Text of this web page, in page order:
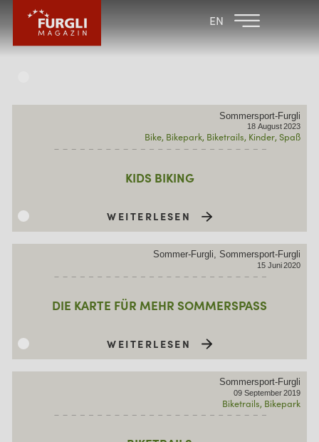
EN
FAMILIENHOTEL
FURGLER
KINDER
Sommersport-Furgli
18 August 2023
Bike Bikepark Biketrails Kinder Spaß
KIDS BIKING
WEITERLESEN
Sommer-Furgli, Sommersport-Furgli
15 Juni 2020
DIE KARTE FÜR MEHR SOMMERSPASS
WEITERLESEN
Sommersport-Furgli
09 September 2019
Biketrails Bikepark